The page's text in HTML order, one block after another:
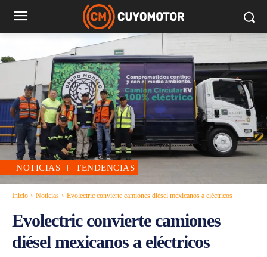
NOTICIAS TENDENCIAS
Inicio Noticias Evolectric convierte camiones diésel mexicanos a eléctricos
Evolectric convierte camiones
diésel mexicanos a eléctricos